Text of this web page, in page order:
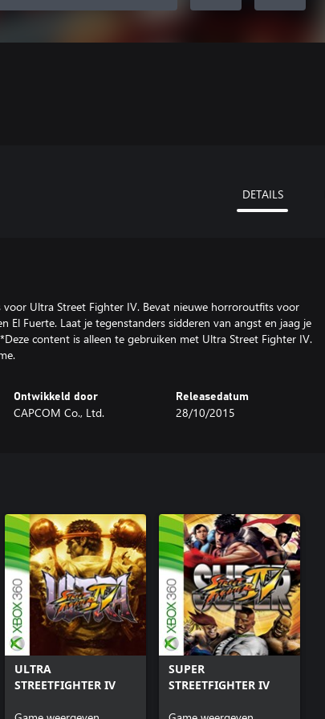
DETAILS
Ultra Street Fighter IV. Bevat nieuwe horroroutfits voor
El Fuerte. Laat je tegenstanders sidderen van angst en jaag je
content is alleen te gebruiken met Ultra Street Fighter IV.
Ontwikkeld door
CAPCOM Co., Ltd.
Releasedatum
28/10/2015
ULTRA
STREETFIGHTER IV
SUPER
STREETFIGHTER IV